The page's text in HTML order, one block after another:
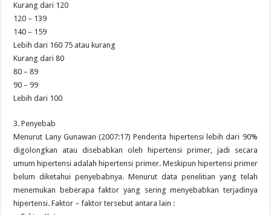
Kurang dari 120
120 – 139
140 – 159
Lebih dari 160 75 atau kurang
Kurang dari 80
80 – 89
90 – 99
Lebih dari 100
3. Penyebab
Menurut Lany Gunawan (2007:17) Penderita hipertensi lebih dari 90%
digolongkan atau disebabkan oleh hipertensi primer, jadi secara
umum hipertensi adalah hipertensi primer. Meskipun hipertensi primer
belum diketahui penyebabnya. Menurut data penelitian yang telah
menemukan beberapa faktor yang sering menyebabkan terjadinya
hipertensi. Faktor – faktor tersebut antara lain :